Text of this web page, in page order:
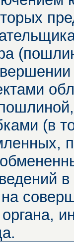
(в
органа,